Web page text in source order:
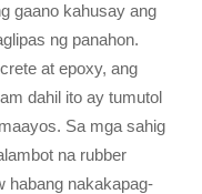
gaano kahusay ang
ng panahon.
at epoxy, ang
dahil ito ay tumutol
Sa mga sahig
na rubber
habang nakakapag-